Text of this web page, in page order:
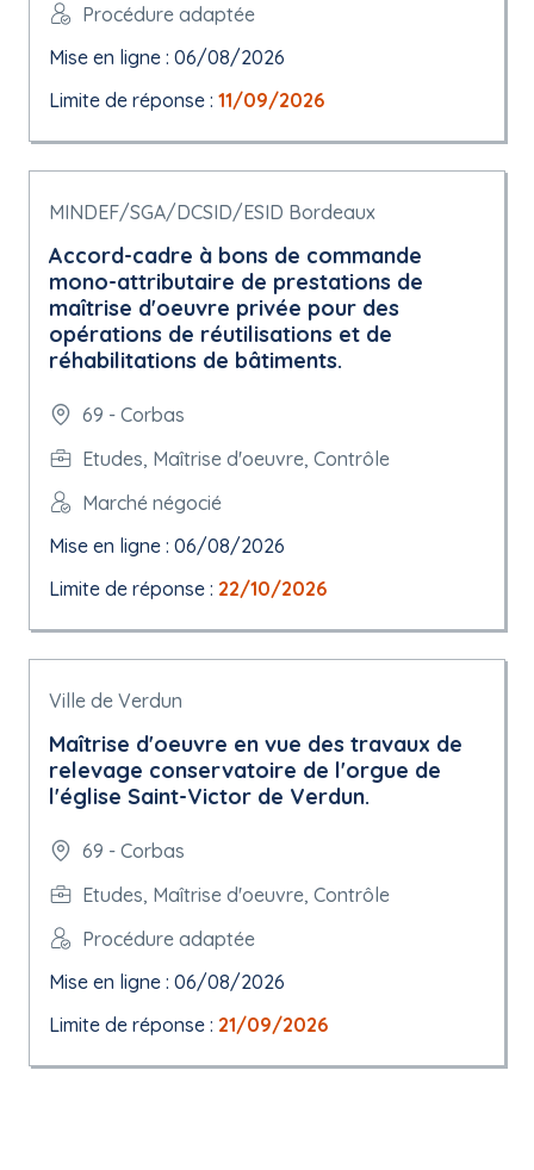
Procédure adaptée
Mise en ligne : 06/08/2026
Limite de réponse : 11/09/2026
MINDEF/SGA/DCSID/ESID Bordeaux
Accord-cadre à bons de commande
mono-attributaire de prestations de
maîtrise d'oeuvre privée pour des
opérations de réutilisations et de
réhabilitations de bâtiments.
69 - Corbas
Etudes, Maîtrise d'oeuvre, Contrôle
Marché négocié
Mise en ligne : 06/08/2026
Limite de réponse : 22/10/2026
Ville de Verdun
Maîtrise d'oeuvre en vue des travaux de
relevage conservatoire de l'orgue de
l'église Saint-Victor de Verdun.
69 - Corbas
Etudes, Maîtrise d'oeuvre, Contrôle
Procédure adaptée
Mise en ligne : 06/08/2026
Limite de réponse : 21/09/2026